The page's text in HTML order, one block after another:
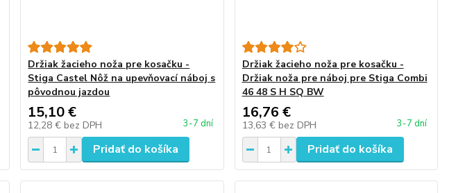
Držiak žacieho noža pre kosačku -
Stiga Castel Nôž na upevňovací náboj s
pôvodnou jazdou
15,10 €
12,28 € bez DPH 3-7 dní
Pridať do košíka
Držiak žacieho noža pre kosačku -
Držiak noža pre náboj pre Stiga Combi
46 48 S H SQ BW
16,76 €
13,63 € bez DPH 3-7 dní
Pridať do košíka